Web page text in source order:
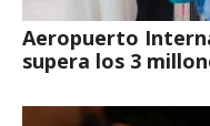
Aeropuerto
supera los 3